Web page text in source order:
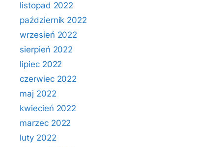
listopad 2022
październik 2022
wrzesień 2022
sierpień 2022
lipiec 2022
czerwiec 2022
maj 2022
kwiecień 2022
marzec 2022
luty 2022